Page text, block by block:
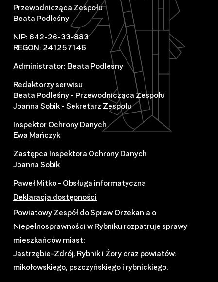
Przewodnicząca Zespołu
Beata Podleśny
NIP: 642-26-33-883
REGON: 241257146
Administrator: Beata Podleśny
Redaktorzy serwisu
Beata Podleśny - Przewodnicząca Zespołu
Joanna Sobik - Sekretarz Zespołu
Inspektor Ochrony Danych
Ewa Mańczyk
Zastępca Inspektora Ochrony Danych
Joanna Sobik
Paweł Mitko - Obsługa informatyczna
Deklaracja dostępności
Powiatowy Zespół do Spraw Orzekania o
Niepełnosprawności w Rybniku rozpatruje sprawy
mieszkańców miast:
Jastrzębie-Zdrój, Rybnik i Żory oraz powiatów:
mikołowskiego, pszczyńskiego i rybnickiego.